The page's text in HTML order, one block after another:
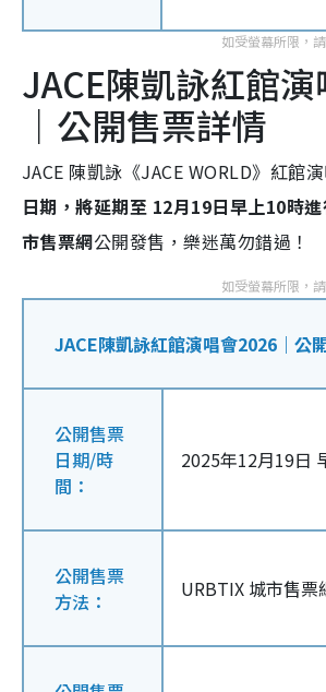
JACE陳凱詠紅館
｜公開售票詳情
JACE 陳凱詠《JACE WORLD》紅館
日期，將延期至 12月19日早上10時
市售票網公開發售，樂迷萬勿錯過！
JACE陳凱詠紅館演唱會2026｜公
公開售票
日期/時
間：
2025年12月19日
公開售票
方法：
URBTIX 城市售票